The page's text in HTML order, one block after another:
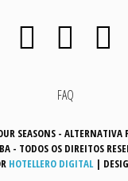
FAQ
SEASONS - ALTERNATIVA
- TODOS OS DIREITOS
HOTELLERO DIGITAL|